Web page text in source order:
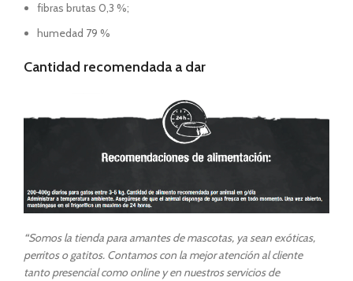
fibras brutas 0,3 %;
humedad 79 %
Cantidad recomendada a dar
“Somos la tienda para amantes de mascotas, ya sean exóticas,
perritos o gatitos. Contamos con la mejor atención al cliente
tanto presencial como online y en nuestros servicios de